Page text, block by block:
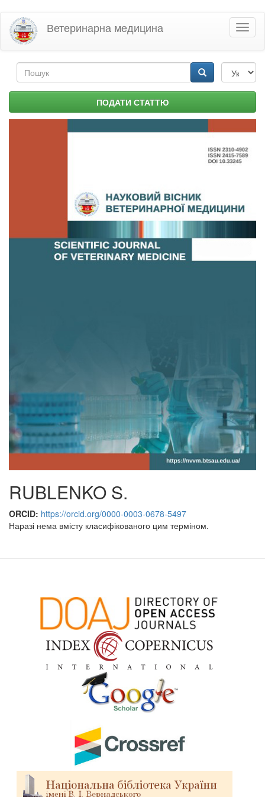
Перейти
основного
матеріалу
Ветеринарна медицина
Пошукова
форма ПОДАТИ СТАТТЮ
RUBLENKO S.
ORCID: https://orcid.org/0000-0003-0678-5497
Наразі нема вмісту класифікованого цим терміном.